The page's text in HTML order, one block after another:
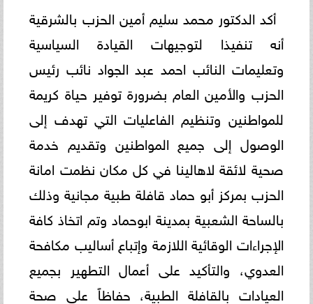
أكد الدكتور محمد سليم أمين الحزب بالشرقية
أنه تنفيذا لتوجيهات القيادة السياسية
وتعليمات النائب احمد عبد الجواد نائب رئيس
الحزب والأمين العام بضرورة توفير حياة كريمة
للمواطنين وتنظيم الفاعليات التي تهدف إلى
الوصول إلى جميع المواطنين وتقديم خدمة
صحية لائقة لاهالينا في كل مكان نظمت امانة
الحزب بمركز أبو حماد قافلة طبية مجانية وذلك
بالساحة الشعبية بمدينة ابوحماد وتم اتخاذ كافة
الإجراءات الوقائية اللازمة وإتباع أساليب مكافحة
العدوي، والتأكيد على أعمال التطهير بجميع
العيادات بالقافلة الطبية، حفاظاً على صحة